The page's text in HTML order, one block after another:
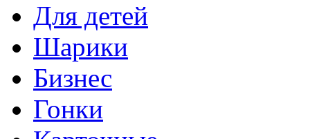
Для детей
Шарики
Бизнес
Гонки